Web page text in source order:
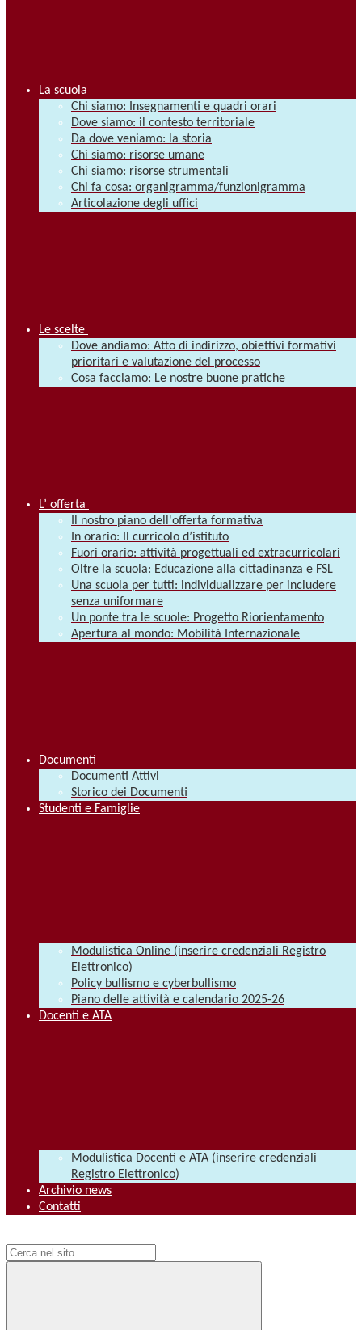
La scuola
Chi siamo: Insegnamenti e quadri orari
Dove siamo: il contesto territoriale
Da dove veniamo: la storia
Chi siamo: risorse umane
Chi siamo: risorse strumentali
Chi fa cosa: organigramma/funzionigramma
Articolazione degli uffici
Le scelte
Dove andiamo: Atto di indirizzo, obiettivi formativi
prioritari e valutazione del processo
Cosa facciamo: Le nostre buone pratiche
L’ offerta
Il nostro piano dell'offerta formativa
In orario: Il curricolo d’istituto
Fuori orario: attività progettuali ed extracurricolari
Oltre la scuola: Educazione alla cittadinanza e FSL
Una scuola per tutti: individualizzare per includere
senza uniformare
Un ponte tra le scuole: Progetto Riorientamento
Apertura al mondo: Mobilità Internazionale
Documenti
Documenti Attivi
Storico dei Documenti
Studenti e Famiglie
Modulistica Online (inserire credenziali Registro
Elettronico)
Policy bullismo e cyberbullismo
Piano delle attività e calendario 2025-26
Docenti e ATA
Modulistica Docenti e ATA (inserire credenziali
Registro Elettronico)
Archivio news
Contatti